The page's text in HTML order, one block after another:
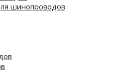
шинопроводов